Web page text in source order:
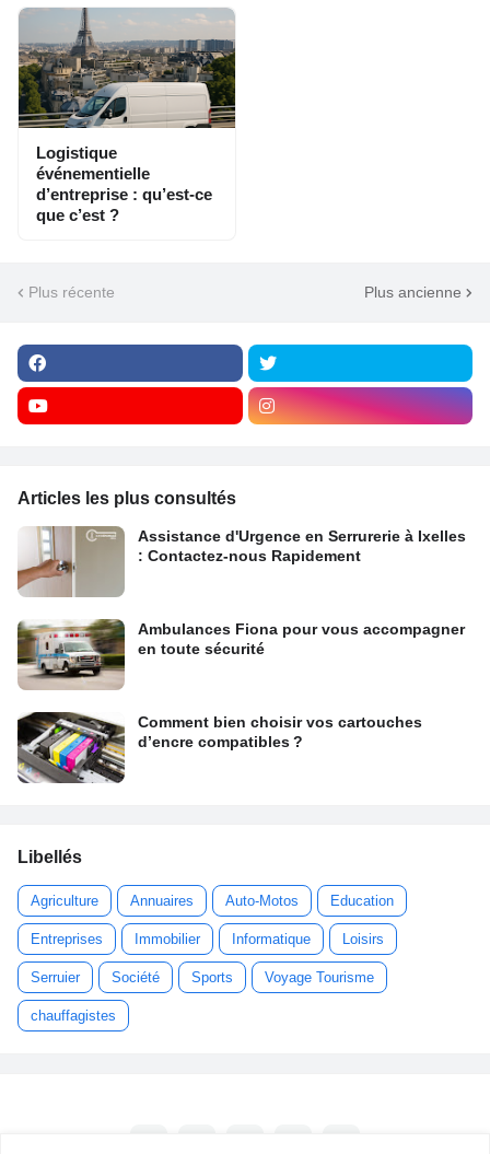
Logistique
événementielle
d’entreprise : qu’est-ce
que c’est ?
Plus récente Plus ancienne
Articles les plus consultés
Assistance d'Urgence en Serrurerie à Ixelles
: Contactez-nous Rapidement
Ambulances Fiona pour vous accompagner
en toute sécurité
Comment bien choisir vos cartouches
d’encre compatibles ?
Libellés
Agriculture Annuaires Auto-Motos Education
Entreprises Immobilier Informatique Loisirs
Serruier Société Sports Voyage Tourisme
chauffagistes